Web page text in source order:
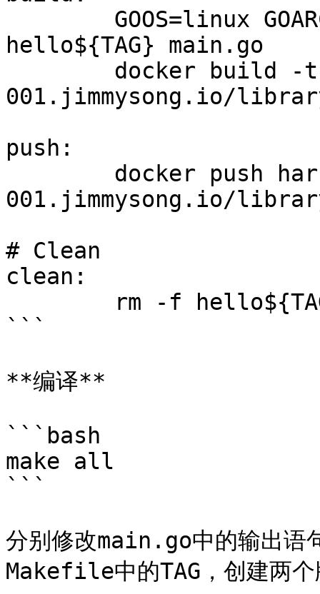
hello${TAG} main.go
001.jimmysong.io/
push:
001.jimmysong.io/
# Clean
clean:
```
**编译**
```bash
make all
```
分别修改main.go中的输出
Makefile中的TAG，创建两个